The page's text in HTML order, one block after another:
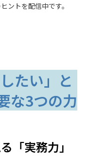
ントを配信中です。
たい」と
な3つの力
「実務力」